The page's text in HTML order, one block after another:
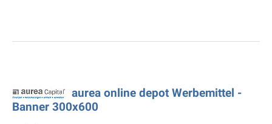
aurea online depot Werbemittel -
Banner 300x600